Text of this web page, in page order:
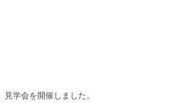
学会を開催しました。